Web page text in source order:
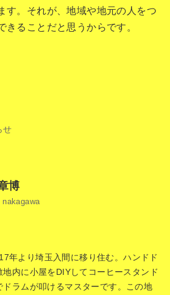
す。それが、地域や地元の人をつ
きることだと思うからです。
せ
博
年より埼玉入間に移り住む。ハンドド
地内に小屋をDIYしてコーヒースタンド
ラムが叩けるマスターです。この地